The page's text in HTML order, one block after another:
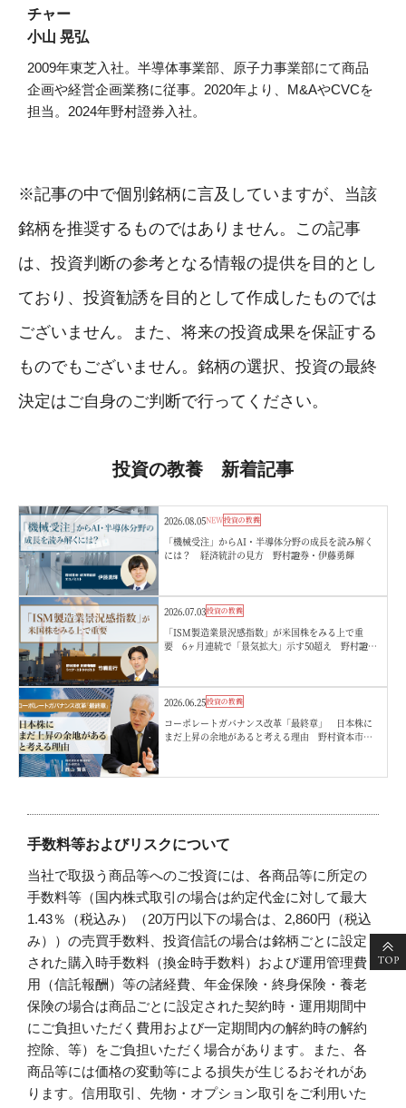
チャー
小山 晃弘
2009年東芝入社。半導体事業部、原子力事業部にて商品
企画や経営企画業務に従事。2020年より、M&AやCVCを
担当。2024年野村證券入社。
※記事の中で個別銘柄に言及していますが、当該
銘柄を推奨するものではありません。この記事
は、投資判断の参考となる情報の提供を目的とし
ており、投資勧誘を目的として作成したものでは
ございません。また、将来の投資成果を保証する
ものでもございません。銘柄の選択、投資の最終
決定はご自身のご判断で行ってください。
投資の教養 新着記事
2026.08.05NEW投資の教養
「機械受注」からAI・半導体分野の成長を読み解く
には？ 経済統計の見方 野村證券・伊藤勇輝
2026.07.03投資の教養
「ISM製造業景況感指数」が米国株をみる上で重
要 6ヶ月連続で「景気拡大」示す50超え 野村證
2026.06.25投資の教養
コーポレートガバナンス改革「最終章」 日本株に
まだ上昇の余地があると考える理由 野村資本市場
手数料等およびリスクについて
当社で取扱う商品等へのご投資には、各商品等に所定の
手数料等（国内株式取引の場合は約定代金に対して最大
1.43％（税込み）（20万円以下の場合は、2,860円（税込
み））の売買手数料、投資信託の場合は銘柄ごとに設定
された購入時手数料（換金時手数料）および運用管理費
用（信託報酬）等の諸経費、年金保険・終身保険・養老
保険の場合は商品ごとに設定された契約時・運用期間中
にご負担いただく費用および一定期間内の解約時の解約
控除、等）をご負担いただく場合があります。また、各
商品等には価格の変動等による損失が生じるおそれがあ
ります。信用取引、先物・オプション取引をご利用いた